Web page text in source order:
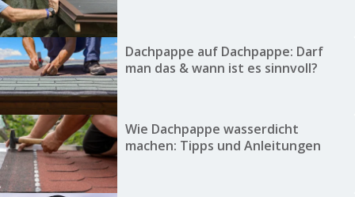
Dachpappe auf Dachpappe: Darf
man das & wann ist es sinnvoll?
Wie Dachpappe wasserdicht
machen: Tipps und Anleitungen